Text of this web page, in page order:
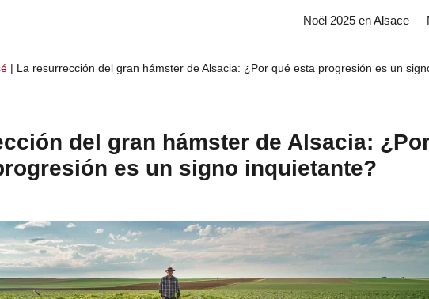
Noël 2025 en Alsace
| La resurrección del gran hámster de Alsacia: ¿Por qué esta progresión es un
del gran hámster de Alsacia:
es un signo inquietante?